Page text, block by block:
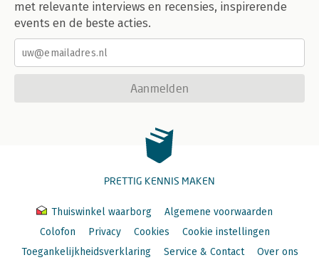
met relevante interviews en recensies, inspirerende
events en de beste acties.
Aanmelden
PRETTIG KENNIS MAKEN
Thuiswinkel waarborg
Algemene voorwaarden
Colofon
Privacy Cookies
Cookie instellingen
Toegankelijkheidsverklaring
Service & Contact Over ons